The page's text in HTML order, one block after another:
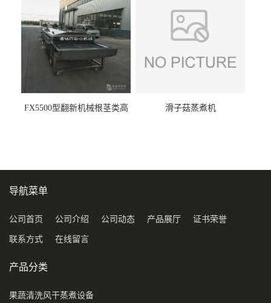
FX5500型翻新机械根茎类高
滑子菇蒸煮机
导航菜单
公司首页 公司介绍 公司动态 产品展厅 证书荣誉
联系方式 在线留言
产品分类
果蔬清洗风干蒸煮设备